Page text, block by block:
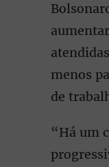
menos
de
“Há um